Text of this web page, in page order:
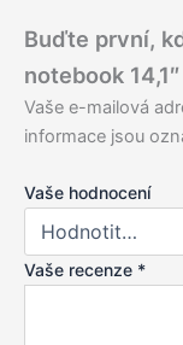
Buďte první,
notebook
Vaše e-mailová
informace jsou
Vaše hodnocení
Vaše recenze *